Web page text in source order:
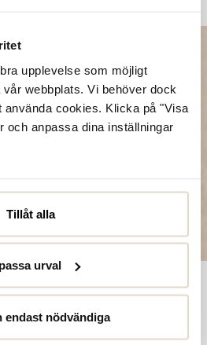
upplevelse som möjligt
webbplats. Vi behöver dock
använda cookies. Klicka på "Visa
och anpassa dina inställningar
Tillåt alla
urval
endast nödvändiga
Reuse
ska bli till avfall i ett för tidigt